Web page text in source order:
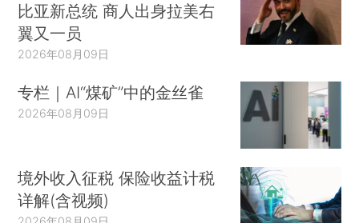
比亚新总统 商人出身拉美右
翼又一员
2026年08月09日
专栏｜AI“煤矿”中的金丝雀
2026年08月09日
境外收入征税 保险收益计税
详解(含视频)